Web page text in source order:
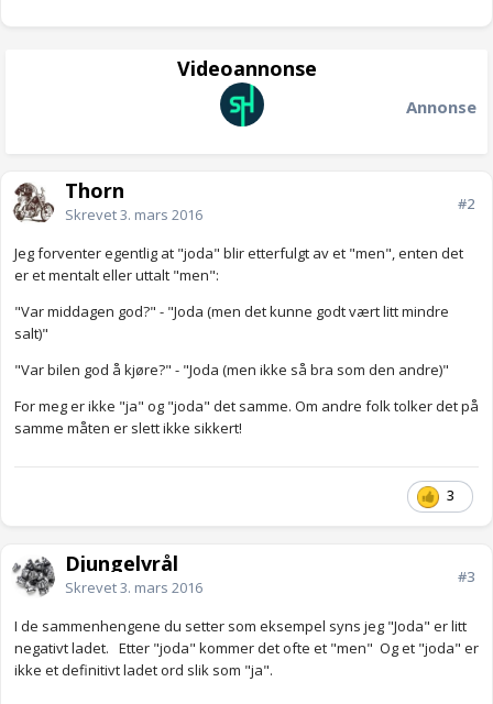
Videoannonse
Annonse
Thorn
Skrevet3. mars 2016
#2
Jeg forventer egentlig at "joda" blir etterfulgt av et "men", enten det
er et mentalt eller uttalt "men":
"Var middagen god?" - "Joda (men det kunne godt vært litt mindre
salt)"
"Var bilen god å kjøre?" - "Joda (men ikke så bra som den andre)"
For meg er ikke "ja" og "joda" det samme. Om andre folk tolker det på
samme måten er slett ikke sikkert!
3
Djungelvrål
Skrevet3. mars 2016
#3
I de sammenhengene du setter som eksempel syns jeg "Joda" er litt
negativt ladet. Etter "joda" kommer det ofte et "men" Og et "joda" er
ikke et definitivt ladet ord slik som "ja".